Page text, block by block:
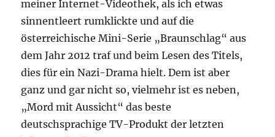
meiner Internet-Videothek, als ich etwas
sinnentleert rumklickte und auf die
österreichische Mini-Serie „Braunschlag“ aus
dem Jahr 2012 traf und beim Lesen des Titels,
dies für ein Nazi-Drama hielt. Dem ist aber
ganz und gar nicht so, vielmehr ist es neben,
„Mord mit Aussicht“ das beste
deutschsprachige TV-Produkt der letzten